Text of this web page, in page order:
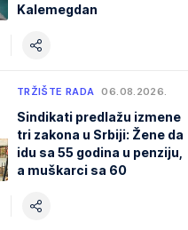
Kalemegdan
TRŽIŠTE RADA 06.08.2026.
Sindikati predlažu izmene
tri zakona u Srbiji: Žene da
idu sa 55 godina u penziju,
a muškarci sa 60